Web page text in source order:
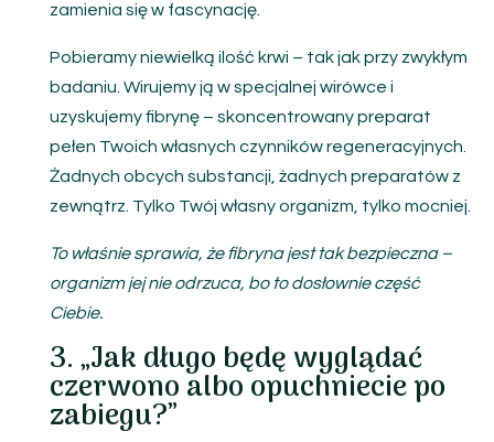
zamienia się w fascynację.
Pobieramy niewielką ilość krwi – tak jak przy zwykłym
badaniu. Wirujemy ją w specjalnej wirówce i
uzyskujemy fibrynę – skoncentrowany preparat
pełen Twoich własnych czynników regeneracyjnych.
Żadnych obcych substancji, żadnych preparatów z
zewnątrz. Tylko Twój własny organizm, tylko mocniej.
To właśnie sprawia, że fibryna jest tak bezpieczna –
organizm jej nie odrzuca, bo to dosłownie część
Ciebie.
3. „Jak długo będę wyglądać
czerwono albo opuchniecie po
zabiegu?”